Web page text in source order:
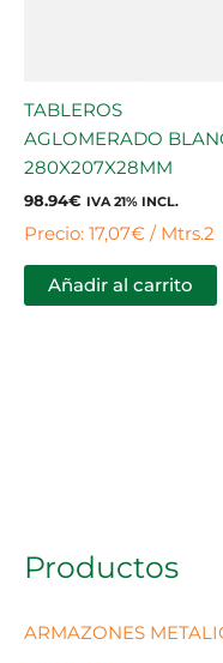
Productos
ARMAZONES
TABLEROS
AGLOMERADO
280X207X28MM
98.94€ IVA 21% INCL.
Precio: 17,07€ / Mtrs.2
Añadir al carrito